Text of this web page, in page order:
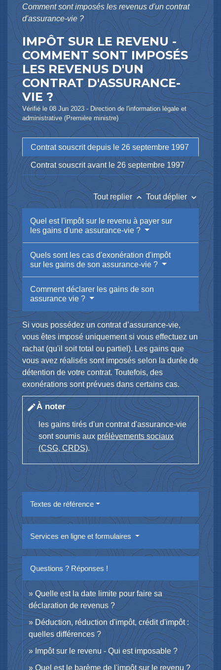
Comment sont imposés les revenus d'un contrat
d'assurance-vie ?
IMPÔT SUR LE REVENU -
COMMENT SONT IMPOSÉS
LES REVENUS D'UN
CONTRAT D'ASSURANCE-
VIE ?
Vérifié le 08 Jun 2023 - Direction de l'information légale et
administrative (Première ministre)
Contrat souscrit depuis le 26 septembre 1997
Contrat souscrit avant le 26 septembre 1997
Tout replierkeyboard_arrow_up Tout déplier keyboard_arrow_down
Quel est l'impôt sur le revenu à payer sur
les gains d'une assurance-vie ?
Quels sont les cas d'exonération d'impôt
sur les gains de son assurance-vie ?
Comment déclarer les gains de son
assurance vie ?
Si vous possédez un contrat d’assurance-vie,
vous êtes imposé uniquement si vous effectuez un
rachat (qu'il soit total ou partiel). Les gains que
vous avez réalisés sont imposés selon la durée de
détention de votre contrat. Toutefois, des
exonérations sont prévues dans certains cas.
editÀ noter
les gains tirés d'un contrat d'assurance-vie
sont soumis aux prélèvements sociaux
(CSG, CRDS).
Textes de référence
Services en ligne et formulaires
Questions ? Réponses !
Quelle est la date limite pour faire sa
déclaration de revenus ?
Déduction, réduction d'impôt, crédit d'impôt :
quelles différences ?
Impôt sur le revenu - Qui est imposable ?
Quel est le barème de l'impôt sur le revenu ?